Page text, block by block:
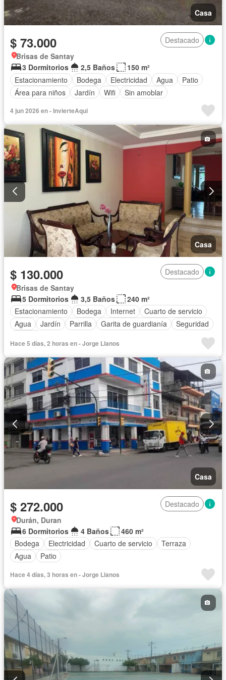
Casa
$ 73.000
Destacado
Brisas de Santay
3 Dormitorios
2,5 Baños
150 m²
Estacionamiento
Bodega Electricidad Agua
Patio
Área para niños
Jardín Wifi Sin amoblar
4 jun 2026 en - InvierteAqui
Casa
$ 130.000
Destacado
Brisas de Santay
5 Dormitorios
3,5 Baños
240 m²
Estacionamiento
Bodega Internet
Cuarto de servicio
Agua
Jardín Parrilla Garita de guardianía
Seguridad
Hace 5 días, 2 horas en - Jorge Llanos
Casa
$ 272.000
Destacado
Durán, Duran
6 Dormitorios
4 Baños
460 m²
Bodega
Electricidad Cuarto de servicio
Terraza
Agua
Patio
Hace 4 días, 3 horas en - Jorge Llanos